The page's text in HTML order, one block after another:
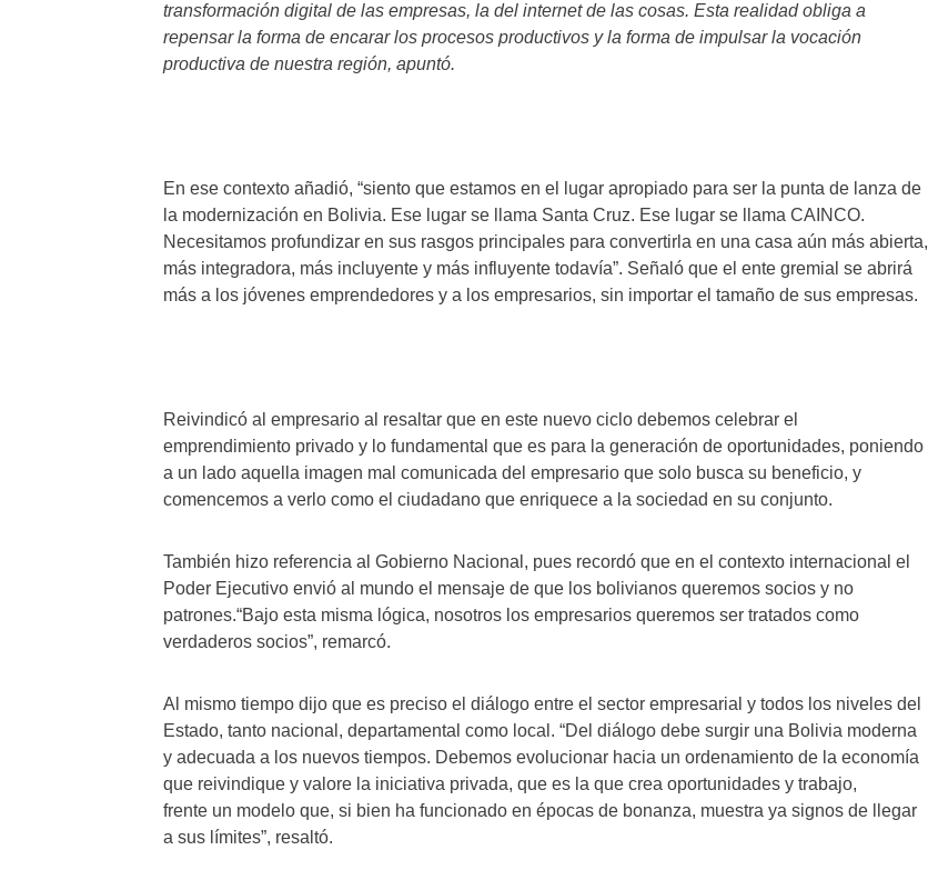
transformación digital de las empresas, la del internet de las cosas. Esta realidad obliga a
repensar la forma de encarar los procesos productivos y la forma de impulsar la vocación
productiva de nuestra región, apuntó.
En ese contexto añadió, “siento que estamos en el lugar apropiado para ser la punta de lanza de
la modernización en Bolivia. Ese lugar se llama Santa Cruz. Ese lugar se llama CAINCO.
Necesitamos profundizar en sus rasgos principales para convertirla en una casa aún más abierta,
más integradora, más incluyente y más influyente todavía”. Señaló que el ente gremial se abrirá
más a los jóvenes emprendedores y a los empresarios, sin importar el tamaño de sus empresas.
Reivindicó al empresario al resaltar que en este nuevo ciclo debemos celebrar el
emprendimiento privado y lo fundamental que es para la generación de oportunidades, poniendo
a un lado aquella imagen mal comunicada del empresario que solo busca su beneficio, y
comencemos a verlo como el ciudadano que enriquece a la sociedad en su conjunto.
También hizo referencia al Gobierno Nacional, pues recordó que en el contexto internacional el
Poder Ejecutivo envió al mundo el mensaje de que los bolivianos queremos socios y no
patrones.“Bajo esta misma lógica, nosotros los empresarios queremos ser tratados como
verdaderos socios”, remarcó.
Al mismo tiempo dijo que es preciso el diálogo entre el sector empresarial y todos los niveles del
Estado, tanto nacional, departamental como local. “Del diálogo debe surgir una Bolivia moderna
y adecuada a los nuevos tiempos. Debemos evolucionar hacia un ordenamiento de la economía
que reivindique y valore la iniciativa privada, que es la que crea oportunidades y trabajo,
frente un modelo que, si bien ha funcionado en épocas de bonanza, muestra ya signos de llegar
a sus límites”, resaltó.